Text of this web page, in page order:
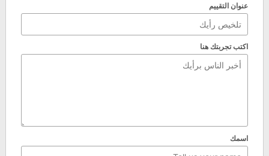
عنوان التقييم
اكتب تجربتك هنا
اسمك